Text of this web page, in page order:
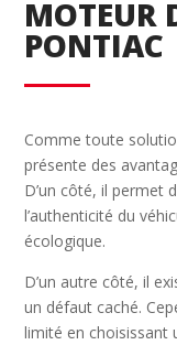
MOTEUR
PONTIAC
Comme toute
présente des
D’un côté, il permet
l’authenticité du
écologique.
D’un autre côté, il
un défaut caché.
limité en choisissant